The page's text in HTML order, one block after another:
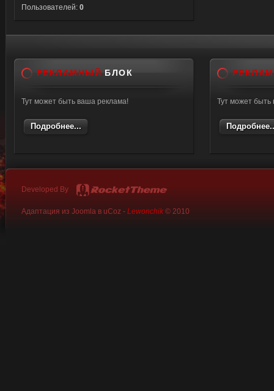
Пользователей: 0
РЕКЛАМНЫЙ БЛОК
Тут может быть ваша реклама!
Подробнее...
Тут может
Developed By
Адаптация из Joomla в uCoz - Lewonchik© 2010